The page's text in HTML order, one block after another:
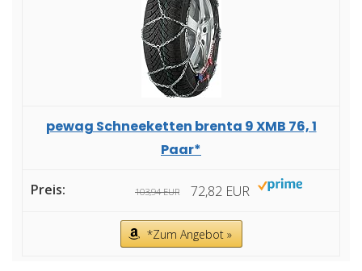
pewag Schneeketten brenta 9 XMB 76, 1
Paar*
103,94 EUR 72,82 EUR
*Zum Angebot »